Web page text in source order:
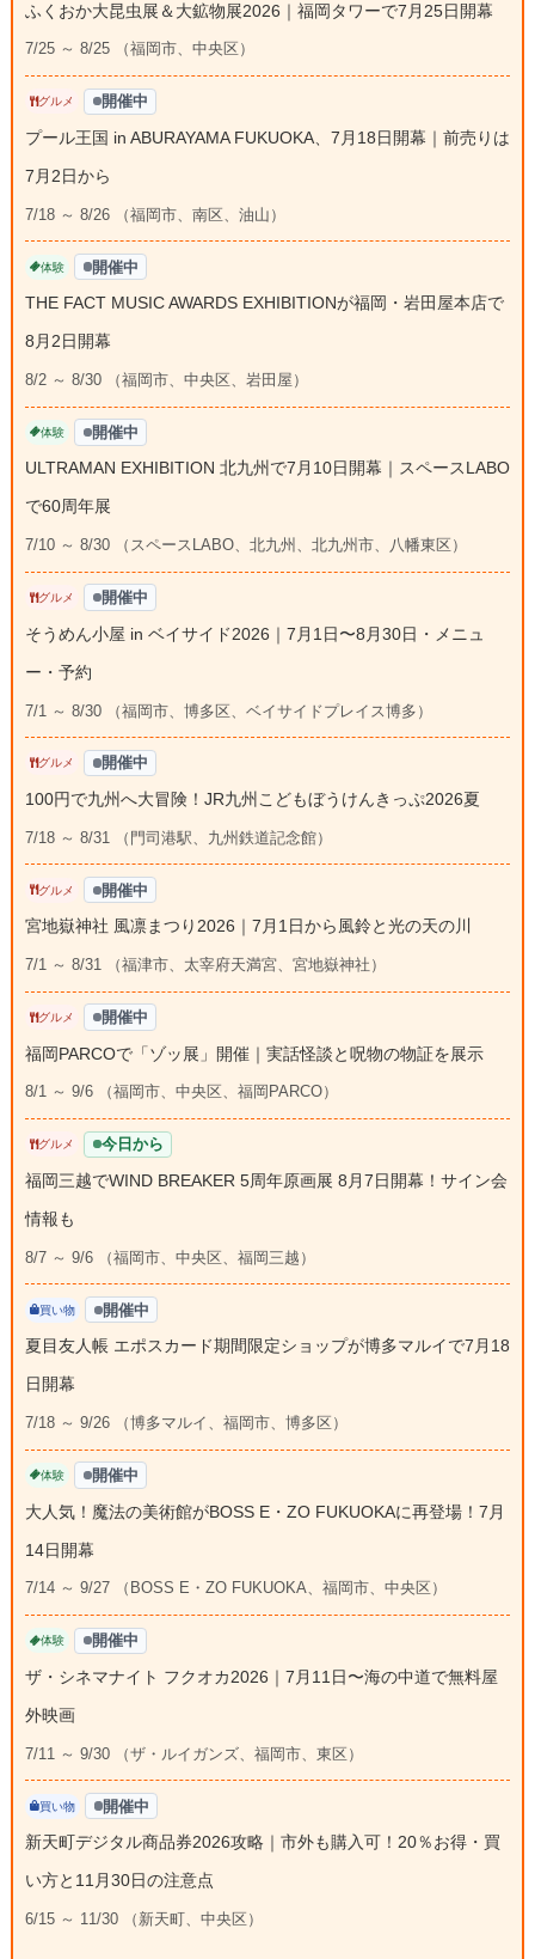
ふくおか大昆虫展＆大鉱物展2026｜福岡タワーで7月25日開幕
7/25 ～ 8/25 （福岡市、中央区）
グルメ 開催中
プール王国 in ABURAYAMA FUKUOKA、7月18日開幕｜前売りは
7月2日から
7/18 ～ 8/26 （福岡市、南区、油山）
体験 開催中
THE FACT MUSIC AWARDS EXHIBITIONが福岡・岩田屋本店で
8月2日開幕
8/2 ～ 8/30 （福岡市、中央区、岩田屋）
体験 開催中
ULTRAMAN EXHIBITION 北九州で7月10日開幕｜スペースLABO
で60周年展
7/10 ～ 8/30 （スペースLABO、北九州、北九州市、八幡東区）
グルメ 開催中
そうめん小屋 in ベイサイド2026｜7月1日〜8月30日・メニュ
ー・予約
7/1 ～ 8/30 （福岡市、博多区、ベイサイドプレイス博多）
グルメ 開催中
100円で九州へ大冒険！JR九州こどもぼうけんきっぷ2026夏
7/18 ～ 8/31 （門司港駅、九州鉄道記念館）
グルメ 開催中
宮地嶽神社 風凛まつり2026｜7月1日から風鈴と光の天の川
7/1 ～ 8/31 （福津市、太宰府天満宮、宮地嶽神社）
グルメ 開催中
福岡PARCOで「ゾッ展」開催｜実話怪談と呪物の物証を展示
8/1 ～ 9/6 （福岡市、中央区、福岡PARCO）
グルメ 今日から
福岡三越でWIND BREAKER 5周年原画展 8月7日開幕！サイン会
情報も
8/7 ～ 9/6 （福岡市、中央区、福岡三越）
買い物 開催中
夏目友人帳 エポスカード期間限定ショップが博多マルイで7月18
日開幕
7/18 ～ 9/26 （博多マルイ、福岡市、博多区）
体験 開催中
大人気！魔法の美術館がBOSS E・ZO FUKUOKAに再登場！7月
14日開幕
7/14 ～ 9/27 （BOSS E・ZO FUKUOKA、福岡市、中央区）
体験 開催中
ザ・シネマナイト フクオカ2026｜7月11日〜海の中道で無料屋
外映画
7/11 ～ 9/30 （ザ・ルイガンズ、福岡市、東区）
買い物 開催中
新天町デジタル商品券2026攻略｜市外も購入可！20％お得・買
い方と11月30日の注意点
6/15 ～ 11/30 （新天町、中央区）